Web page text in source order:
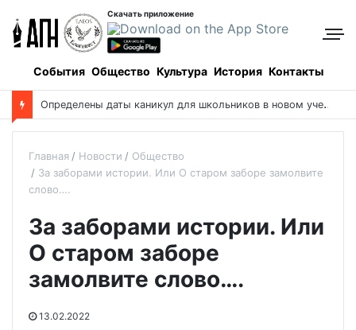
Скачать приложение
События Общество Культура История Контакты
Церковь вспоминает первых русских святых
Главная Новости
Общество
За заборами истории. Или О старом заборе замолвите
слово….
За заборами истории. Или
О старом заборе
замолвите слово….
13.02.2022